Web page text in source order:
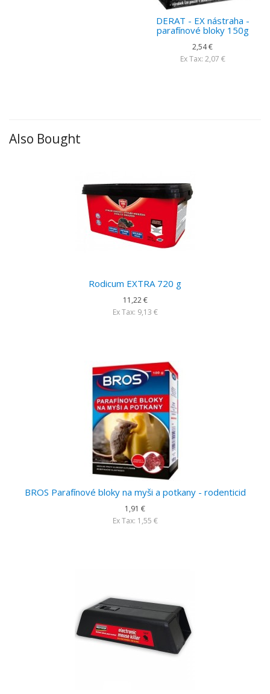
DERAT - EX nástraha -
parafínové bloky 150g
2,54 €
Ex Tax: 2,07 €
Also Bought
Rodicum EXTRA 720 g
11,22 €
Ex Tax: 9,13 €
BROS Parafínové bloky na myši a potkany - rodenticid
1,91 €
Ex Tax: 1,55 €